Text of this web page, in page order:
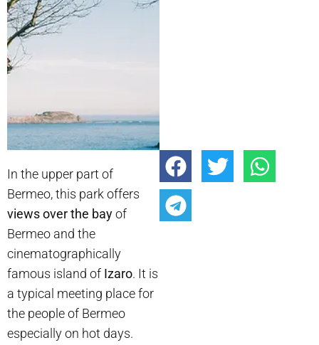
In the upper part of
Bermeo, this park offers
views over the bayof
Bermeo and the
cinematographically
famous island of Izaro. It is
a typical meeting place for
the people of Bermeo
especially on hot days.